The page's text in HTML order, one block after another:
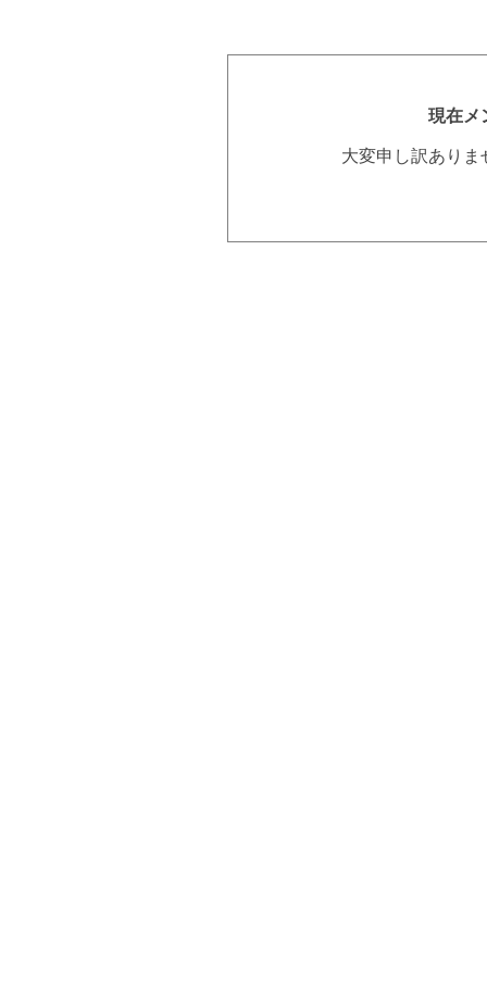
現在メ
大変申し訳あり